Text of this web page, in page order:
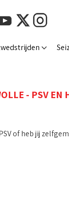
- PSV EN
of heb jij